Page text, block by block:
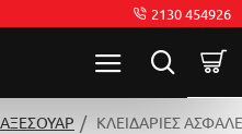
2130 454926
ΑΞΕΣΟΥΑΡ ΚΛΕΙΔΑΡΙΕΣ